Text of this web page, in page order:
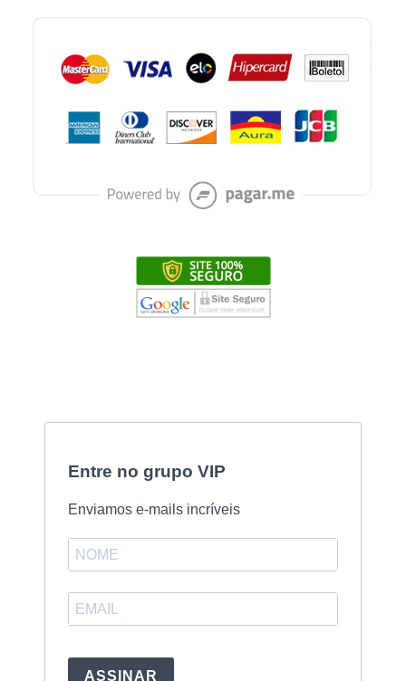
Entre no grupo VIP
Enviamos e-mails incríveis
ASSINAR